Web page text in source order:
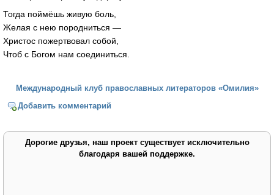
Тогда поймёшь живую боль,
Желая с нею породниться —
Христос пожертвовал собой,
Чтоб с Богом нам соединиться.
Международный клуб православных литераторов «Омилия»
Добавить комментарий
Дорогие друзья, наш проект существует исключительно
благодаря вашей поддержке.